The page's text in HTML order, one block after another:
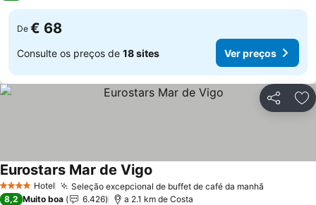
De € 68
Consulte os preços de 18 sites Ver preços
Partilhar
4 EstrelasHotel Seleção excepcional de buffet de café da manhã
Eurostars Mar de Vigo
8,2 Muito boa 6.426 a 2.1 km de Costa